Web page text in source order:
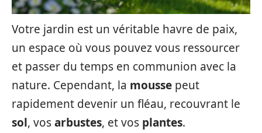
Votre jardin est un véritable havre de paix,
un espace où vous pouvez vous ressourcer
et passer du temps en communion avec la
nature. Cependant, la mousse peut
rapidement devenir un fléau, recouvrant le
sol, vosarbustes, et vos plantes.